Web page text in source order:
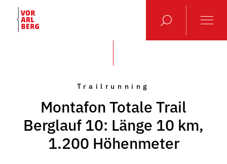
Trailrunning
Montafon Totale Trail
Berglauf 10: Länge 10 km,
1.200 Höhenmeter